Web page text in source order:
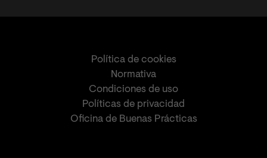
Política de cookies
Normativa
Condiciones de uso
Políticas de privacidad
Oficina de Buenas Prácticas